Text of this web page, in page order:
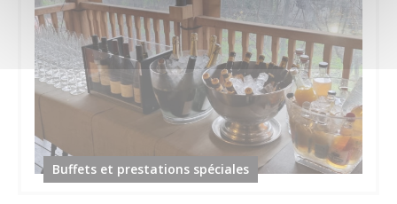
Buffets et prestations spéciales